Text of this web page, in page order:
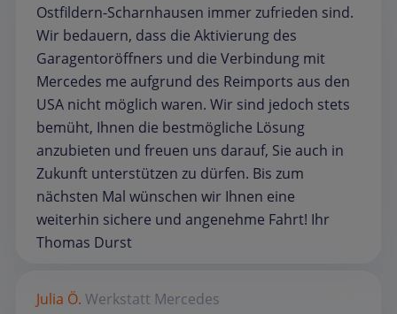
Ostfildern-Scharnhausen immer zufrieden sind.
Wir bedauern, dass die Aktivierung des
Garagentoröffners und die Verbindung mit
Mercedes me aufgrund des Reimports aus den
USA nicht möglich waren. Wir sind jedoch stets
bemüht, Ihnen die bestmögliche Lösung
anzubieten und freuen uns darauf, Sie auch in
Zukunft unterstützen zu dürfen. Bis zum
nächsten Mal wünschen wir Ihnen eine
weiterhin sichere und angenehme Fahrt! Ihr
Thomas Durst
Julia Ö. Werkstatt Mercedes